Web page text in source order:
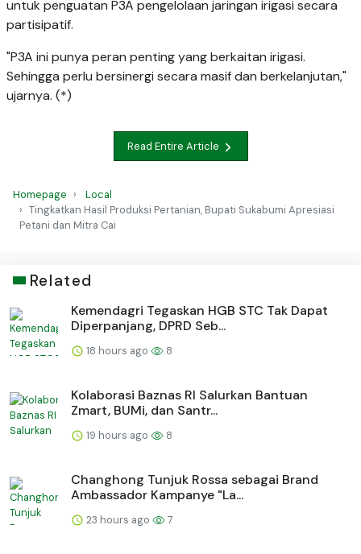
untuk penguatan P3A pengelolaan jaringan irigasi secara
partisipatif.
"P3A ini punya peran penting yang berkaitan irigasi.
Sehingga perlu bersinergi secara masif dan berkelanjutan,"
ujarnya. (*)
Read Entire Article
Homepage
Local
Tingkatkan Hasil Produksi Pertanian, Bupati Sukabumi Apresiasi
Petani dan Mitra Cai
Related
Kemendagri Tegaskan HGB STC Tak Dapat
Diperpanjang, DPRD Seb...
18 hours ago 8
Kolaborasi Baznas RI Salurkan Bantuan
Zmart, BUMi, dan Santr...
19 hours ago 8
Changhong Tunjuk Rossa sebagai Brand
Ambassador Kampanye "La...
23 hours ago 7